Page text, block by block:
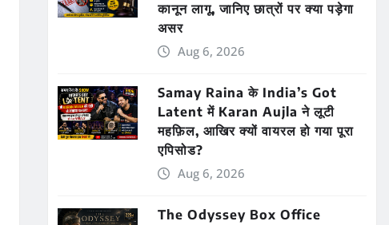
कानून लागू, जानिए छात्रों पर क्या पड़ेगा
असर
Aug 6, 2026
Samay Raina के India’s Got
Latent में Karan Aujla ने लूटी
महफ़िल, आखिर क्यों वायरल हो गया पूरा
एपिसोड?
Aug 6, 2026
The Odyssey Box Office